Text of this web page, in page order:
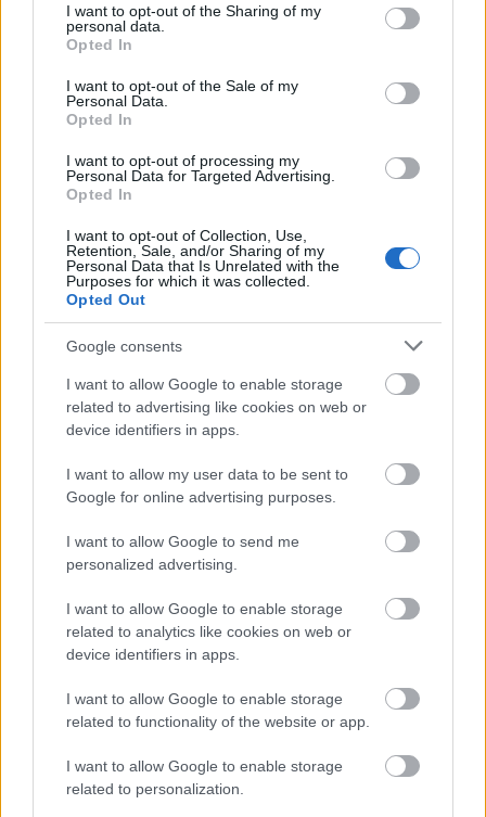
not limited to your visit or usage behaviour. You may click to
grant or deny consent to Google and its third-party tags to
use your data for below specified purposes in below Google
consent section.
I want to opt-out of the Sharing of my
personal data.
Opted In
I want to opt-out of the Sale of my
Personal Data.
Opted In
I want to opt-out of processing my
Personal Data for Targeted Advertising.
Opted In
I want to opt-out of Collection, Use,
Retention, Sale, and/or Sharing of my
Personal Data that Is Unrelated with the
Purposes for which it was collected.
Opted Out
Google consents
I want to allow Google to enable storage
related to advertising like cookies on web or
device identifiers in apps.
I want to allow my user data to be sent to
Google for online advertising purposes.
I want to allow Google to send me
personalized advertising.
I want to allow Google to enable storage
related to analytics like cookies on web or
device identifiers in apps.
I want to allow Google to enable storage
related to functionality of the website or app.
I want to allow Google to enable storage
related to personalization.
Fémhideg
szinhazhu 2004. január 02.
Vakíts el!Halász Tamás - Koncz Zsuzsa felvétele -
rendszeresen Budapesten látni egy-egy kiemelkedõ,
külföldi táncalkotó munkáit. A svéd-finn
koreográfus, Kenneth Kvarnström Stockholmban
mûködõ társulata három év leforgása alatt
harmadik alkalommal…